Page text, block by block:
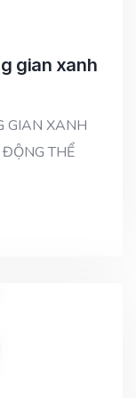
gian xanh
GIAN XANH
THỂ